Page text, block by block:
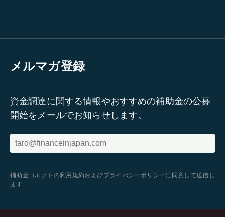
メルマガ登録
資金調達に関する情報やおすすめの補助金の公募
開始をメールでお知らせします。
補助金コネクトの利用規約およびプライバシーポリシーに同意して送信し
ます